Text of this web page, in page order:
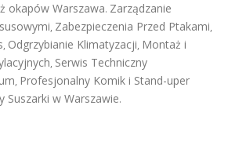
okapów Warszawa. Zarządzanie
, Zabezpieczenia Przed Ptakami,
, Odgrzybianie Klimatyzacji, Montaż i
, Serwis Techniczny
, Profesjonalny Komik i Stand-uper
Suszarki w Warszawie.